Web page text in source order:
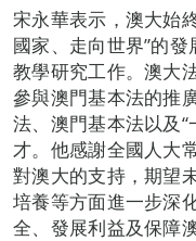
宋永華表示，澳大始
國家、走向世界”的
教學研究工作。澳大
參與澳門基本法的推
法、澳門基本法以及“
才。他感謝全國人大
對澳大的支持，期望
培養等方面進一步深
全、發展利益及保障